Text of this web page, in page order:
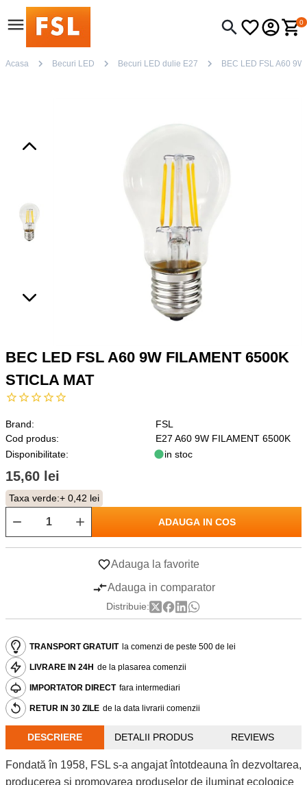
0
Acasa Becuri LED Becuri LED dulie E27 BEC LED FSL A60
BEC LED FSL A60 9W FILAMENT 6500K
STICLA MAT
Brand:
FSL
Cod produs:
E27 A60 9W FILAMENT 6500K
Disponibilitate:
in stoc
15,60 lei
Taxa verde:+ 0,42 lei
ADAUGA IN COS
Adauga la favorite
Adauga in comparator
Distribuie:
TRANSPORT GRATUIT la comenzi de peste 500 de lei
LIVRARE IN 24H de la plasarea comenzii
IMPORTATOR DIRECT fara intermediari
RETUR IN 30 ZILE de la data livrarii comenzii
DESCRIERE DETALII PRODUS REVIEWS
Fondată în 1958, FSL s-a angajat întotdeauna în dezvoltarea,
producerea și promovarea produselor de iluminat ecologice